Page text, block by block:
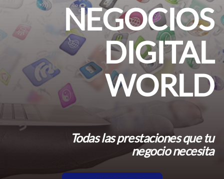
NEGOCIOS
DIGITAL
WORLD
Todas las prestaciones que tu
negocio necesita